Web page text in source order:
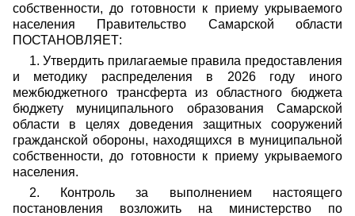
собственности, до готовности к приему укрываемого
населения Правительство Самарской области
ПОСТАНОВЛЯЕТ:
1. Утвердить прилагаемые правила предоставления
и методику распределения в 2026 году иного
межбюджетного трансферта из областного бюджета
бюджету муниципального образования Самарской
области в целях доведения защитных сооружений
гражданской обороны, находящихся в муниципальной
собственности, до готовности к приему укрываемого
населения.
2. Контроль за выполнением настоящего
постановления возложить на министерство по